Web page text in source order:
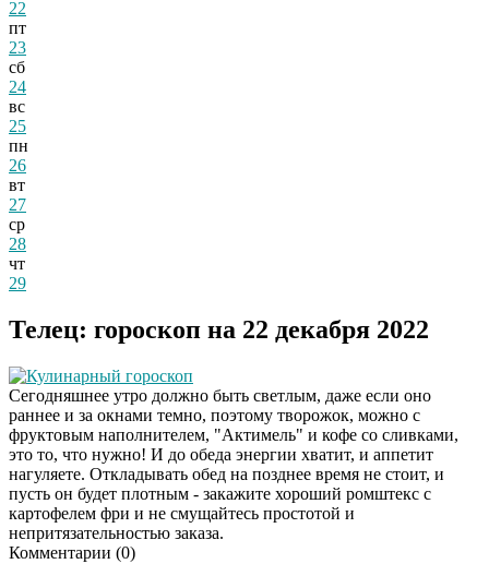
22
пт
23
сб
24
вс
25
пн
26
вт
27
ср
28
чт
29
Телец: гороскоп на 22 декабря 2022
Кулинарный гороскоп
Сегодняшнее утро должно быть светлым, даже если оно
раннее и за окнами темно, поэтому творожок, можно с
фруктовым наполнителем, "Актимель" и кофе со сливками,
это то, что нужно! И до обеда энергии хватит, и аппетит
нагуляете. Откладывать обед на позднее время не стоит, и
пусть он будет плотным - закажите хороший ромштекс с
картофелем фри и не смущайтесь простотой и
непритязательностью заказа.
Комментарии (0)
Даже самый